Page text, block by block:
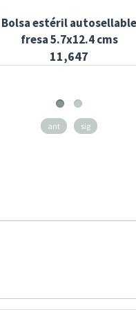
Bolsa estéril autosellable
fresa 5.7x12.4 cms
11,647
ant sig